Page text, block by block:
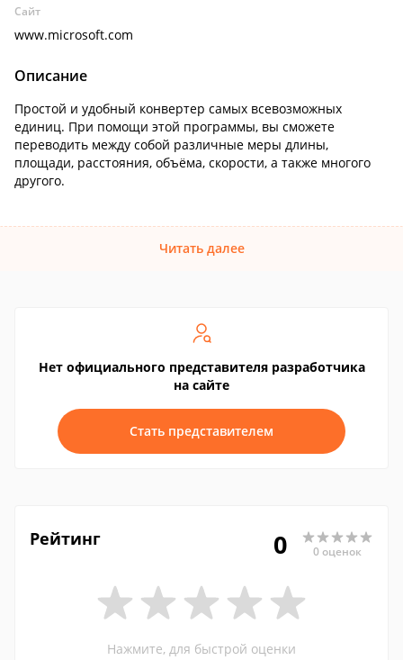
Сайт
www.microsoft.com
Описание
Простой и удобный конвертер самых всевозможных
единиц. При помощи этой программы, вы сможете
переводить между собой различные меры длины,
площади, расстояния, объёма, скорости, а также многого
другого.
Читать далее
Нет официального представителя разработчика
на сайте
Стать представителем
Рейтинг 0 0 оценок
Нажмите, для быстрой оценки